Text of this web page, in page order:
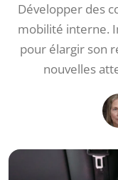
Développer des
mobilité interne.
pour élargir son
nouvelles